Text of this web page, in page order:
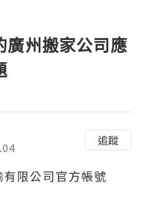
廣州搬家公司應
追蹤
限公司官方帳號